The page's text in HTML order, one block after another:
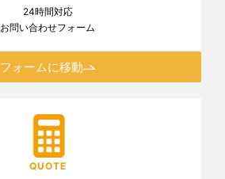
24時間対応
お問い合わせフォーム
フォームに移動
QUOTE